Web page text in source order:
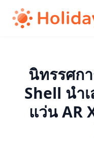
นิทรรศก
Shell นำ
แว่น AR